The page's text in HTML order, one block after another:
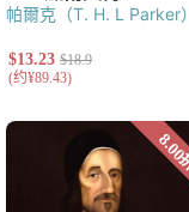
帕爾克（T. H. L Parker）